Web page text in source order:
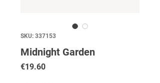
SKU: 337153
Midnight Garden
€19.60Price